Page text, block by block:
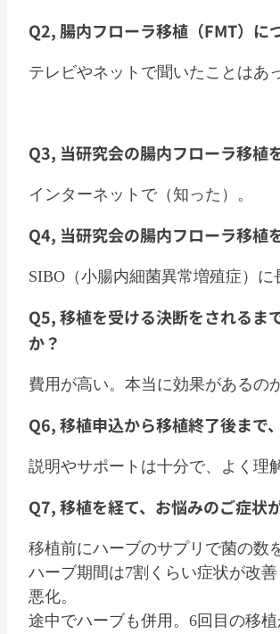
Q2, 腸内フローラ移植（FMT）に
テレビやネットで聞いたことはあ
Q3, 当研究会の腸内フローラ移植
インターネットで（知った）。
Q4, 当研究会の腸内フローラ移植
SIBO（小腸内細菌異常増殖症）に
Q5, 移植を受ける決断をされるま
か？
費用が高い。本当に効果があるの
Q6, 移植申込から移植終了後まで
説明やサポートは十分で、よく理
Q7, 移植を経て、お悩みのご症状
移植前にハーブのサプリで菌の数
ハーブ期間は7割くらい症状が改
悪化。
途中でハーブも併用。6回目の移